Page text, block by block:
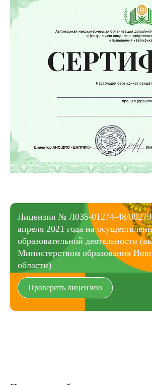
Лицензия № Л035-01274-48/
апреля 2021 года на
образовательной деятельности
Министерством образования
области)
Проверить лицензию